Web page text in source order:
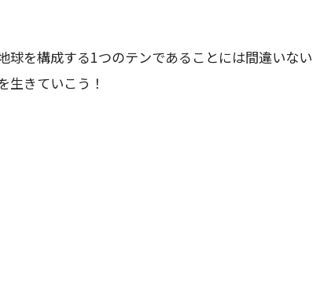
球を構成する1つのテンであることには間違いない
生きていこう！